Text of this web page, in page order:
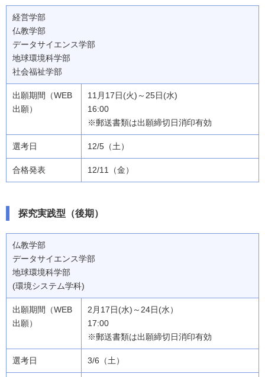
経営学部
仏教学部
データサイエンス学部
地球環境科学部
社会福祉学部
11月17日(火)～25日(水)
16:00
※郵送書類は出願締切日消印有効
12/5（土）
12/11（金）
探究実践型（後期）
仏教学部
データサイエンス学部
地球環境科学部
(環境システム学科)
2月17日(水)～24日(水）
17:00
※郵送書類は出願締切日消印有効
3/6（土）